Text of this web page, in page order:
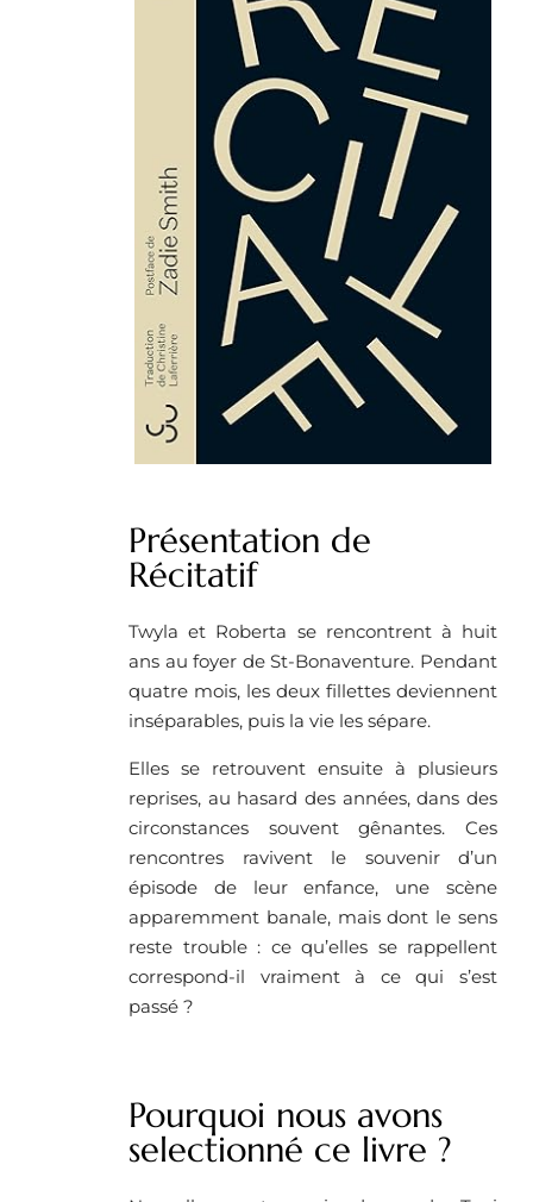
Présentation de
Récitatif
Twyla et Roberta se rencontrent à huit
ans au foyer de St-Bonaventure. Pendant
quatre mois, les deux fillettes deviennent
inséparables, puis la vie les sépare.
Elles se retrouvent ensuite à plusieurs
reprises, au hasard des années, dans des
circonstances souvent gênantes. Ces
rencontres ravivent le souvenir d’un
épisode de leur enfance, une scène
apparemment banale, mais dont le sens
reste trouble : ce qu’elles se rappellent
correspond-il vraiment à ce qui s’est
passé ?
Pourquoi nous avons
selectionné ce livre ? ​